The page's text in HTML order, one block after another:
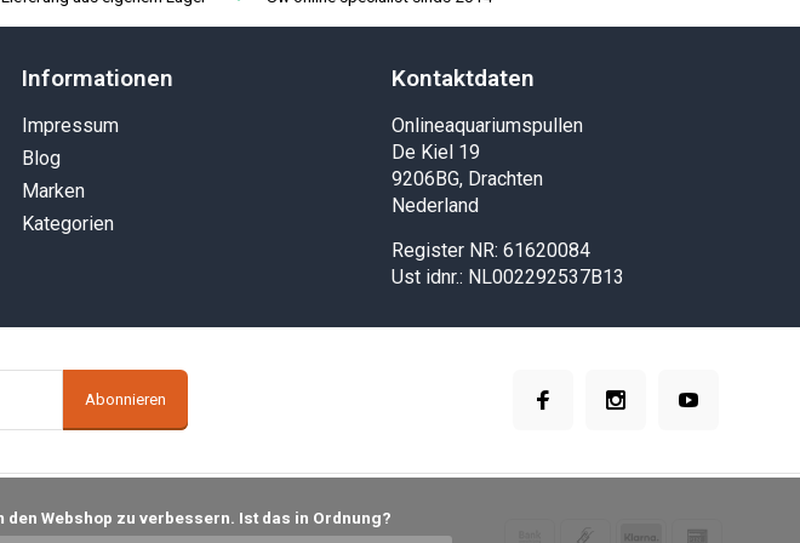
Informationen
Impressum
Blog
Marken
Kategorien
Kontaktdaten
Onlineaquariumspullen
De Kiel 19
9206BG, Drachten
Nederland
Register NR: 61620084
Ust idnr.: NL002292537B13
Abonnieren